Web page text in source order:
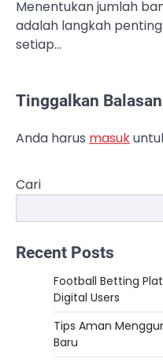
Menentukan jumlah
adalah langkah
setiap…
Tinggalkan Balasan
Anda harus masuk
Cari
Recent Posts
Football Betting
Digital Users
Tips Aman
Baru